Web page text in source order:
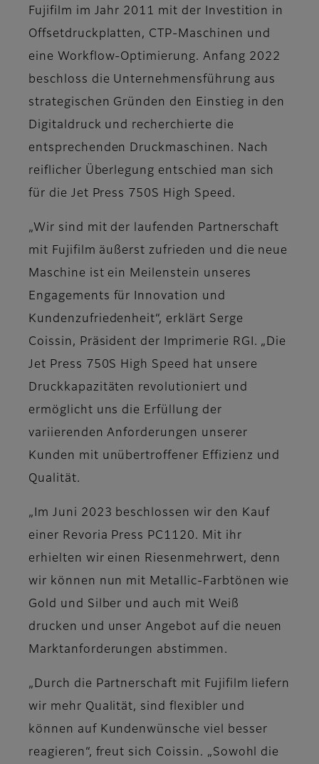
Fujifilm im Jahr 2011 mit der Investition in
Offsetdruckplatten, CTP-Maschinen und
eine Workflow-Optimierung. Anfang 2022
beschloss die Unternehmensführung aus
strategischen Gründen den Einstieg in den
Digitaldruck und recherchierte die
entsprechenden Druckmaschinen. Nach
reiflicher Überlegung entschied man sich
für die Jet Press 750S High Speed.
„Wir sind mit der laufenden Partnerschaft
mit Fujifilm äußerst zufrieden und die neue
Maschine ist ein Meilenstein unseres
Engagements für Innovation und
Kundenzufriedenheit“, erklärt Serge
Coissin, Präsident der Imprimerie RGI. „Die
Jet Press 750S High Speed hat unsere
Druckkapazitäten revolutioniert und
ermöglicht uns die Erfüllung der
variierenden Anforderungen unserer
Kunden mit unübertroffener Effizienz und
Qualität.
„Im Juni 2023 beschlossen wir den Kauf
einer Revoria Press PC1120. Mit ihr
erhielten wir einen Riesenmehrwert, denn
wir können nun mit Metallic-Farbtönen wie
Gold und Silber und auch mit Weiß
drucken und unser Angebot auf die neuen
Marktanforderungen abstimmen.
„Durch die Partnerschaft mit Fujifilm liefern
wir mehr Qualität, sind flexibler und
können auf Kundenwünsche viel besser
reagieren“, freut sich Coissin. „Sowohl die